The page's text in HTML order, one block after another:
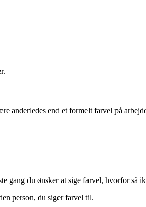
anderledes end et formelt farvel på
du ønsker at sige farvel, hvorfor så
person, du siger farvel til.